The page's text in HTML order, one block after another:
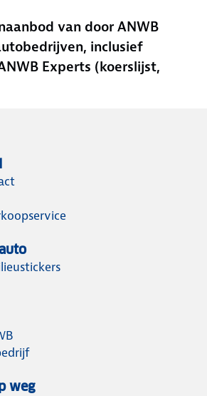
van door ANWB
inclusief
Experts (koerslijst,
weg